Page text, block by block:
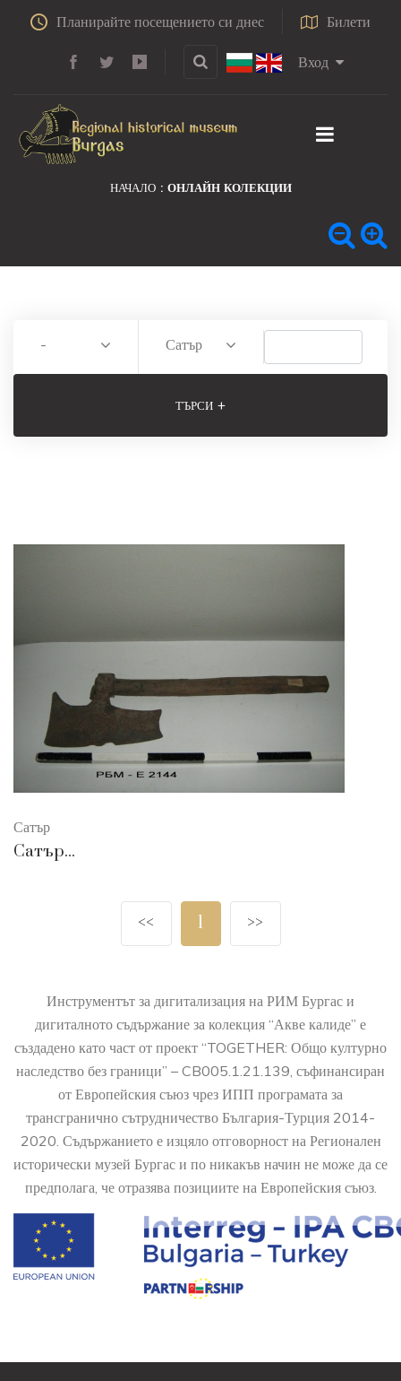
Планирайте посещението си днес Билети
Вход
НАЧАЛО ОНЛАЙН КОЛЕКЦИИ
- Сатър
ТЪРСИ +
Сатър
Сатър...
<< 1 >>
Инструментът за дигитализация на РИМ Бургас и
дигиталното съдържание за колекция “Акве калиде” е
създадено като част от проект “TOGETHER: Общо културно
наследство без граници” – CB005.1.21.139, съфинансиран
от Европейския съюз чрез ИПП програмата за
трансгранично сътрудничество България-Турция 2014-
2020. Съдържанието е изцяло отговорност на Регионален
исторически музей Бургас и по никакъв начин не може да се
предполага, че отразява позициите на Европейския съюз.